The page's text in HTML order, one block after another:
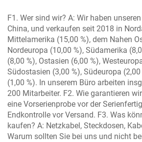
F1. Wer sind wir? A: Wir haben
China, und verkaufen seit 2018 in
Mittelamerika (15,00 %), dem Nahen
Nordeuropa (10,00 %), Südamerika
(8,00 %), Ostasien (6,00 %),
Südostasien (3,00 %), Südeuropa
(1,00 %). In unserem Büro arbeiten
200 Mitarbeiter. F2. Wie garantieren
eine Vorserienprobe vor der
Endkontrolle vor Versand. F3. Was
kaufen? A: Netzkabel, Steckdosen,
Warum sollten Sie bei uns und nicht